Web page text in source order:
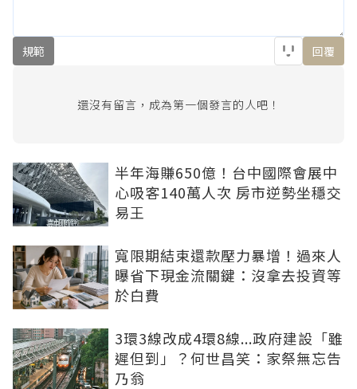
規範 回覆
還沒有留言，成為第一個發言的人吧！
半年海賺650億！台中國際會展中
心吸客140萬人次 房市逆勢坐穩交
易王
寬限期結束還款壓力暴增！過來人
曝省下現金流關鍵：沒拿去投資等
於白費
3環3線改成4環8線...政府建設「雖
遲但到」？何世昌笑：家祭無忘告
乃翁